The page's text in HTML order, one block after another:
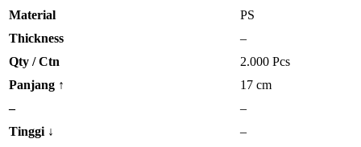
Material
PS
Thickness
–
Qty / Ctn
2.000 Pcs
Panjang ↑
17 cm
–
–
Tinggi ↓
–